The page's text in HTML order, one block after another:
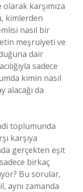
karşımıza
kimlerden
nasıl bir
meşruiyeti ve
dair
sadece
kimin nasıl
alacağı da
toplumunda
karşıya
gerçekten eşit
birkaç
Bu sorular,
aynı zamanda